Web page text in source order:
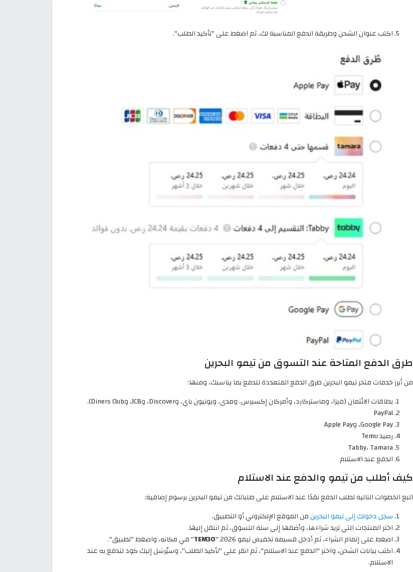
اكتب عنوان الشحن وطريقة الدفع المناسبة لك، ثم اضغط على "تأكيد الطلب".
طرق الدفع المتاحة عند التسوق من تيمو البحرين
من أبرز خدمات متجر تيمو البحرين طرق الدفع المتعددة للدفع بما يناسبك، ومنها:
بطاقات الائتمان (فيزا، وماستركارد، وأمركان إكسبرس، ومدى، ويونيون باي، وDiscover، وJCB، وDiners Club).
PayPal
Google Pay، وApple Pay
رصيد Temu
Tabby، Tamara
الدفع عند الاستلام
كيف أطلب من تيمو والدفع عند الاستلام
اتبع الخطوات التالية لطلب الدفع نقدًا عند الاستلام على طلباتك من تيمو البحرين برسوم إضافية:
سجل دخولك إلى تيمو البحرينمن الموقع الإلكتروني أو التطبيق.
اختر المنتجات التي تريد شراءها، وأضفها إلى سلة التسوق، ثم انتقل إليها.
اضغط على إتمام الشراء، ثم أدخل قسيمة تخفيض تيمو 2026 "
TEM30" في مكانه، واضغط "تطبيق".
اكتب بيانات الشحن، واختر "الدفع عند الاستلام"، ثم انقر على "تأكيد الطلب"، وسيُرسَل إليك كود لتدفع به عند
الاستلام.